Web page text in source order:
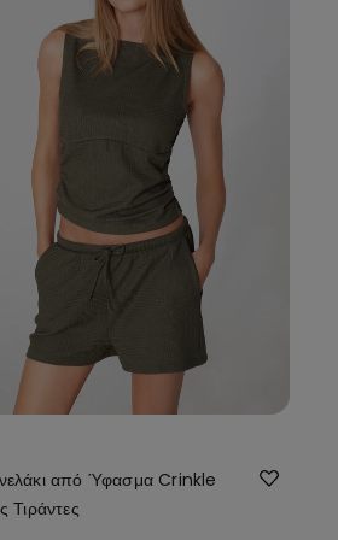
από Ύφασμα Crinkle
Τιράντες